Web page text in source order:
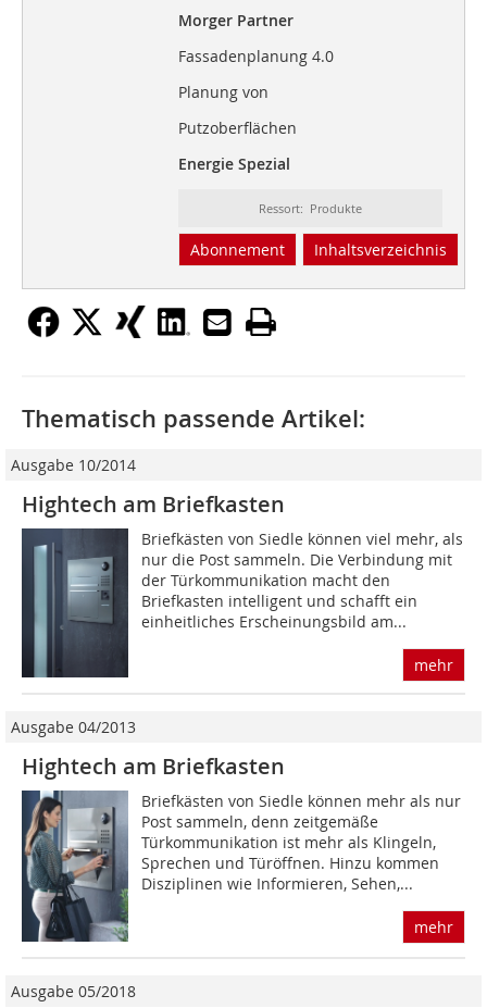
Morger Partner
Fassadenplanung 4.0
Planung von
Putzoberflächen
Energie Spezial
Ressort: Produkte
Abonnement Inhaltsverzeichnis
Thematisch passende Artikel:
Ausgabe 10/2014
Hightech am Briefkasten
Briefkästen von Siedle können viel mehr, als
nur die Post sammeln. Die Verbindung mit
der Türkommunikation macht den
Briefkasten intelligent und schafft ein
einheitliches Erscheinungsbild am...
mehr
Ausgabe 04/2013
Hightech am Briefkasten
Briefkästen von Siedle können mehr als nur
Post sammeln, denn zeitgemäße
Türkommunikation ist mehr als Klingeln,
Sprechen und Türöffnen. Hinzu kommen
Disziplinen wie Informieren, Sehen,...
mehr
Ausgabe 05/2018